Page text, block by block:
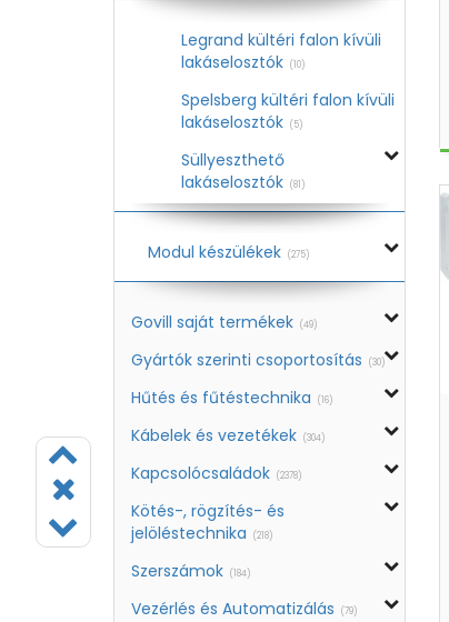
Legrand kültéri falon kívüli
lakáselosztók (10)
Spelsberg kültéri falon kívüli
lakáselosztók (5)
Süllyeszthető
lakáselosztók (81)
Modul készülékek (275)
Govill saját termékek (49)
Gyártók szerinti csoportosítás (30)
Hűtés és fűtéstechnika (16)
Kábelek és vezetékek (304)
Kapcsolócsaládok (2378)
Kötés-, rögzítés- és
jelöléstechnika
(218)
Szerszámok (184)
Vezérlés és Automatizálás (79)